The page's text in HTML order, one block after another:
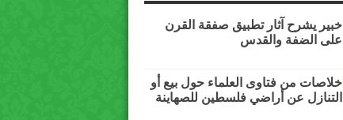
خبير يشرح آثار تطبيق صفقة القرن
على الضفة والقدس
خلاصات من فتاوى العلماء حول بيع أو
التنازل عن أراضي فلسطين للصهاينة